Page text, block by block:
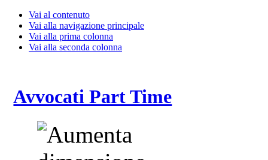
Vai al contenuto
Vai alla navigazione principale
Vai alla prima colonna
Vai alla seconda colonna
Avvocati Part Time